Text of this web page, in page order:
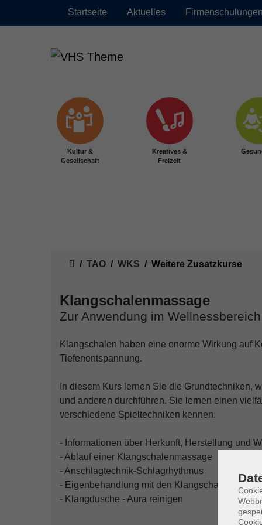
Startseite Aktuelles Firmenschulungen
Kultur &
Gesellschaft
Kreatives &
Freizeit
TAO WKS Weitere Zusatzkurse
Klangschalenmassage
Zur Anwendung im Wellnessbereich
Klangschalen haben eine enorme Wirkung auf
Tiefenentspannung.
In diesem Kurs lernen Sie die Grundtechniken,
und anderen durchführen. Sie lernen einen
verschiedene Spieltechniken kennen.
- Informationen über Herkunft, Herstellung und
- Ablauf einer Klangschalenmassage
- Anschlagtechnik-Schlagrhythmus
- Eigenbehandlung mit den Klangschalen
- Klangdusche - Aura reinigen